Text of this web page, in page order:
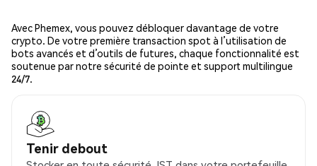
Avec Phemex, vous pouvez débloquer davantage de votre
crypto. De votre première transaction spot à l’utilisation de
bots avancés et d’outils de futures, chaque fonctionnalité est
soutenue par notre sécurité de pointe et support multilingue
24/7.
Tenir debout